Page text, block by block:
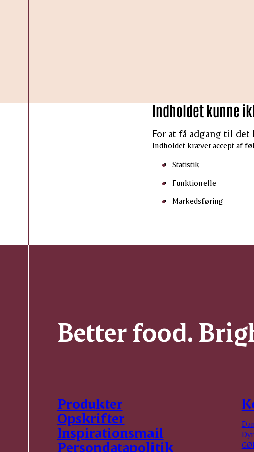
Indholdet kunne
For at få adgang til
Indholdet kræver accept af
Statistik
Funktionelle
Markedsføring
Better food.
Produkter
Opskrifter
Inspirationsmail
Persondatapolitik